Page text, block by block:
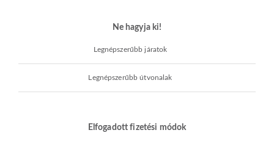
Ne hagyja ki!
Legnépszerűbb járatok
Legnépszerűbb útvonalak
Elfogadott fizetési módok